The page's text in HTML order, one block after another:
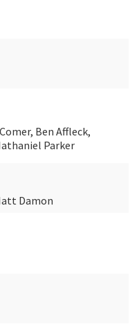
Ben Affleck,
Parker
Damon